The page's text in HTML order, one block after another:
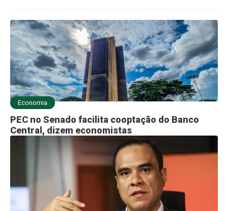
Economia
PEC no Senado facilita cooptação do Banco
Central, dizem economistas